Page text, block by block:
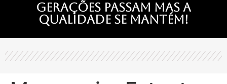
Gerações passam mas a
qualidade se mantém!